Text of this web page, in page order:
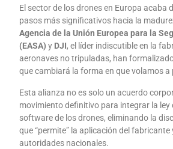
El sector de los drones en Europa acaba
pasos más significativos hacia la
Agencia de la Unión Europea para la
(EASA) y DJI, el líder indiscutible en la
aeronaves no tripuladas, han
que cambiará la forma en que volamos a
Esta alianza no es solo un acuerdo
movimiento definitivo para integrar la ley
software de los drones, eliminando la
que “permite” la aplicación del
autoridades nacionales.